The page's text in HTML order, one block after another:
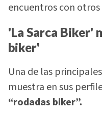
encuentros con otros
'La Sarca Biker'
biker'
Una de las
muestra en sus
“rodadas biker”.